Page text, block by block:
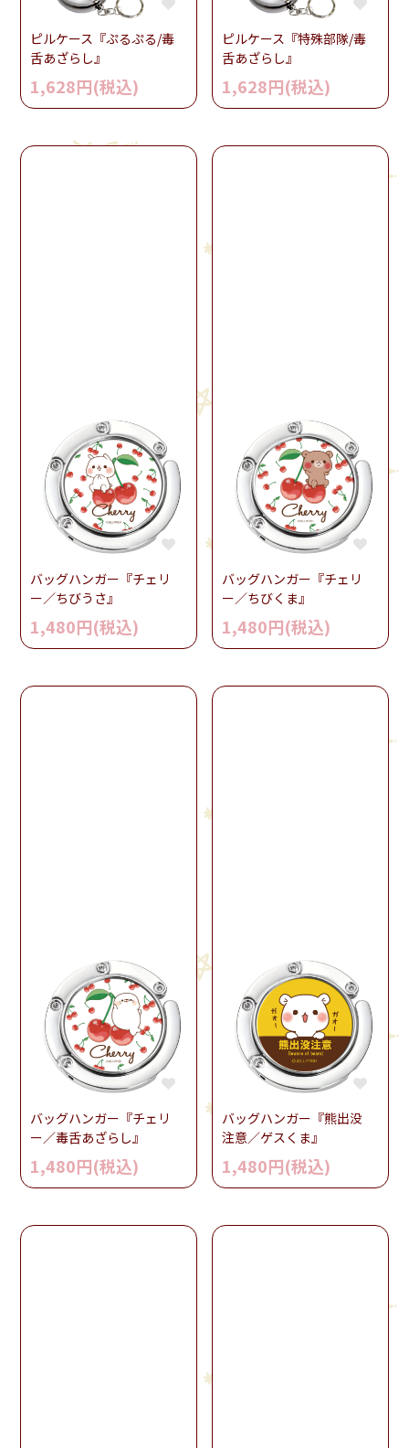
ピルケース『ぷるぷる/毒
舌あざらし』
1,628円(税込)
ピルケース『特殊部隊/毒
舌あざらし』
1,628円(税込)
バッグハンガー『チェリ
ー／ちびうさ』
1,480円(税込)
バッグハンガー『チェリ
ー／ちびくま』
1,480円(税込)
バッグハンガー『チェリ
ー／毒舌あざらし』
1,480円(税込)
バッグハンガー『熊出没
注意／ゲスくま』
1,480円(税込)